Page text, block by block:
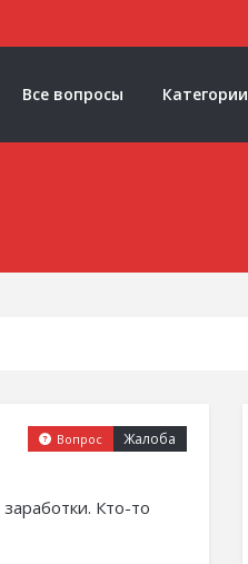
Все вопросы Категории
Жалоба
Вопрос
Кто-то